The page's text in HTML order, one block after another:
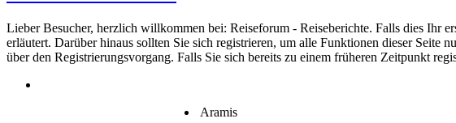
Lieber Besucher, herzlich willkommen bei: Reiseforum - Reiseberichte. Falls dies Ihr
erläutert. Darüber hinaus sollten Sie sich registrieren, um alle Funktionen dieser Seite
über den Registrierungsvorgang. Falls Sie sich bereits zu einem früheren Zeitpunkt
Aramis